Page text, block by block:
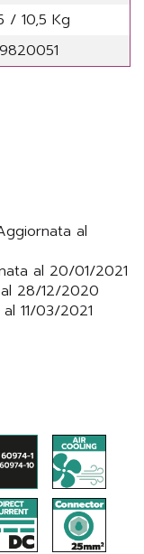
/ 10,5 Kg
al
al 20/01/2021
28/12/2020
11/03/2021